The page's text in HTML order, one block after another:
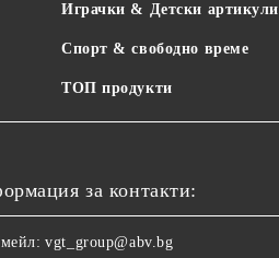
Играчки & Детски артикули
Спорт & свободно време
ТОП продукти
за контакти:
vgt_group@abv.bg